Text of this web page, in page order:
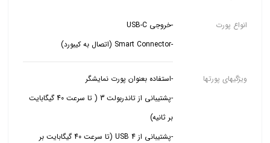
انواع پورت‌
-خروجی USB-C
-Smart Connector (اتصال به کیبورد)
ویژگیهای پورتها
-استفاده بعنوان پورت نمایشگر
-پشتیبانی از تاندربولت 3 ( تا سرعت 40 گیگابایت
بر ثانیه)
-پشتیبانی از USB 4 (تا سرعت 40 گیگابایت بر